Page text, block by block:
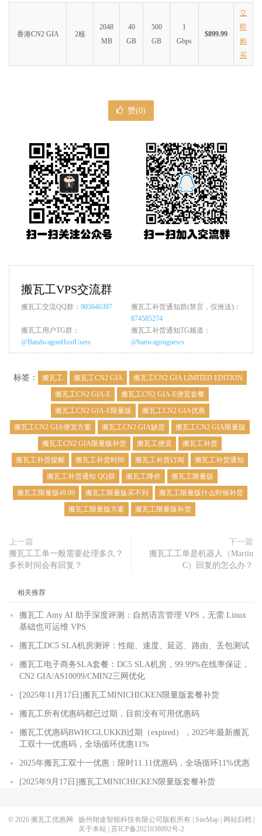
香港CN2 GIA 2核
2048
MB
40
GB
500
GB
1
Gbps
$899.99
立
即
购
买
赞(0)
搬瓦工VPS交流群
搬瓦工交流QQ群： 903646397
搬瓦工补货通知群(禁言，仅推送)：
874585274
搬瓦工用户TG群：
@BandwagonHostUsers
搬瓦工补货通知TG频道：
@banwagongnews
标签： 搬瓦工 搬瓦工CN2 GIA
搬瓦工CN2 GIA LIMITED EDITION
搬瓦工CN2 GIA-E
搬瓦工CN2 GIA-E便宜套餐
搬瓦工CN2 GIA-E限量版
搬瓦工CN2 GIA优惠
搬瓦工CN2 GIA便宜方案
搬瓦工CN2 GIA缺货
搬瓦工CN2 GIA限量版
搬瓦工CN2 GIA限量版补货
搬瓦工便宜
搬瓦工补货
搬瓦工补货提醒
搬瓦工补货时间 搬瓦工补货订阅
搬瓦工补货通知
搬瓦工补货通知 QQ群
搬瓦工降价
搬瓦工限量版
搬瓦工限量版49.99
搬瓦工限量版买不到
搬瓦工限量版什么时候补货
搬瓦工限量版方案
搬瓦工限量版补货
上一篇
搬瓦工工单一般需要处理多久？
多长时间会有回复？
下一篇
搬瓦工工单是机器人（Martin
C）回复的怎么办？
相关推荐
搬瓦工 Amy AI 助手深度评测：自然语言管理 VPS，无需 Linux
基础也可运维 VPS
搬瓦工DC5 SLA机房测评：性能、速度、延迟、路由、丢包测试
搬瓦工电子商务SLA套餐：DC5 SLA机房，99.99%在线率保证，
CN2 GIA/AS10099/CMIN2三网优化
[2025年11月17日]搬瓦工MINICHICKEN限量版套餐补货
搬瓦工所有优惠码都已过期，目前没有可用优惠码
搬瓦工优惠码BWHCGLUKKB过期（expired），2025年最新搬瓦
工双十一优惠码，全场循环优惠11%
2025年搬瓦工双十一优惠：限时11.11优惠码，全场循环11%优惠
[2025年9月17日]搬瓦工MINICHICKEN限量版套餐补货
© 2026 搬瓦工优惠网 扬州翎途智能科技有限公司版权所有 | SiteMap| 网站归档
关于本站| 苏ICP备2021038092号-2